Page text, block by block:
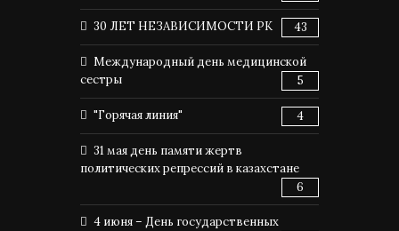
30 ЛЕТ НЕЗАВИСИМОСТИ РК 43
Международный день медицинской
сестры
5
"Горячая линия" 4
31 мая день памяти жертв
политических репрессий в казахстане
6
4 июня – День государственных